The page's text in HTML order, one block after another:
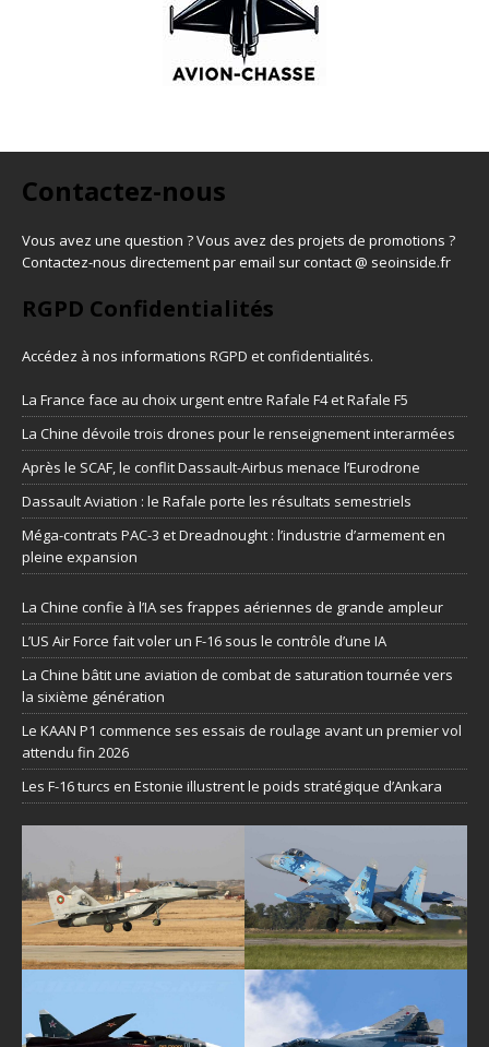
Contactez-nous
Vous avez une question ? Vous avez des projets de promotions ?
Contactez-nous directement par email sur contact @ seoinside.fr
RGPD Confidentialités
Accédez à nos informations RGPD et confidentialités.
La France face au choix urgent entre Rafale F4 et Rafale F5
La Chine dévoile trois drones pour le renseignement interarmées
Après le SCAF, le conflit Dassault-Airbus menace l’Eurodrone
Dassault Aviation : le Rafale porte les résultats semestriels
Méga-contrats PAC-3 et Dreadnought : l’industrie d’armement en
pleine expansion
La Chine confie à l’IA ses frappes aériennes de grande ampleur
L’US Air Force fait voler un F-16 sous le contrôle d’une IA
La Chine bâtit une aviation de combat de saturation tournée vers
la sixième génération
Le KAAN P1 commence ses essais de roulage avant un premier vol
attendu fin 2026
Les F-16 turcs en Estonie illustrent le poids stratégique d’Ankara